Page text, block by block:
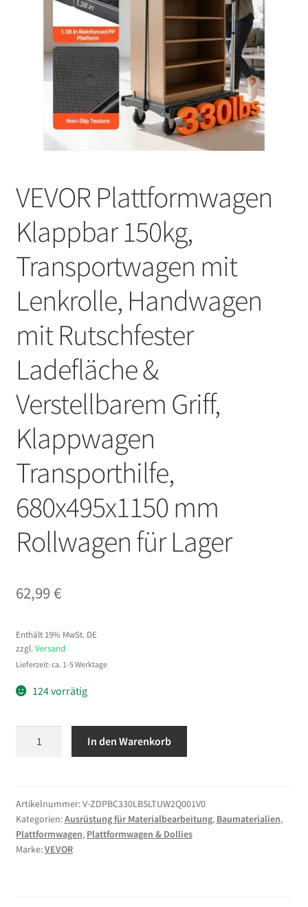
VEVOR Plattformwagen
Klappbar 150kg,
Transportwagen mit
Lenkrolle, Handwagen
mit Rutschfester
Ladefläche &
Verstellbarem Griff,
Klappwagen
Transporthilfe,
680x495x1150 mm
Rollwagen für Lager
62,99€
Enthält 19% MwSt. DE
zzgl. Versand
Lieferzeit: ca. 1-5 Werktage
124 vorrätig
Transportwagen
mit
Lenkrolle,
Handwagen
In den Warenkorb
Artikelnummer:V-ZDPBC330LBSLTUW2Q001V0
Kategorien:Ausrüstung für Materialbearbeitung, Baumaterialien,
Plattformwagen, Plattformwagen & Dollies
Marke:VEVOR